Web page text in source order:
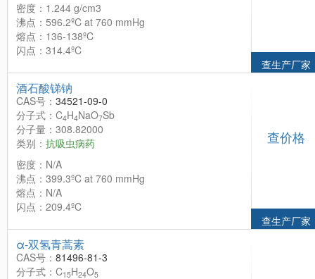
密度：1.244 g/cm3
沸点：596.2ºC at 760 mmHg
熔点：136-138ºC
闪点：314.4ºC
查生产厂家
酒石酸锑钠
CAS号： 34521-09-0
分子式：C4H4NaO7Sb
分子量：308.82000
类别： 抗吸虫病药
密度：N/A
沸点：399.3ºC at 760 mmHg
熔点：N/A
闪点：209.4ºC
查价格
查生产厂家
α-双氢青蒿素
CAS号： 81496-81-3
分子式：C15H24O5